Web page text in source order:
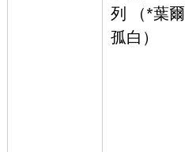
列 （*葉爾
孤白）